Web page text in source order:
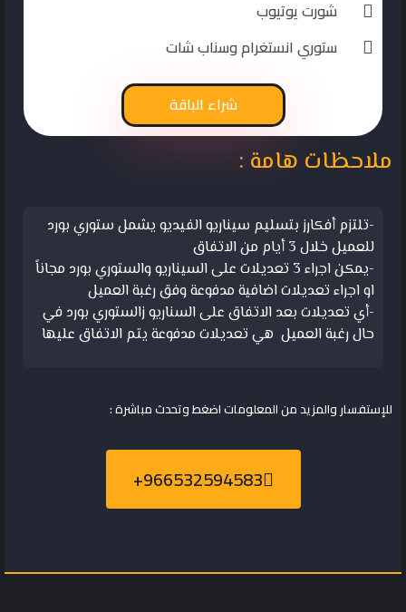
شورت يوتيوب
ستوري انستغرام وسناب شات
شراء الباقة
ملاحظات هامة :
-تلتزم أفكارز بتسليم سيناريو الفيديو يشمل ستوري بورد
للعميل خلال 3 أيام من الاتفاق
-يمكن اجراء 3 تعديلات على السيناريو والستوري بورد مجاناً
او اجراء تعديلات اضافية مدفوعة وفق رغبة العميل
-أي تعديلات بعد الاتفاق على السناريو زالستوري بورد في
حال رغبة العميل هي تعديلات مدفوعة يتم الاتفاق عليها
للإستفسار والمزيد من المعلومات اضغط وتحدث مباشرة :
966532594583+